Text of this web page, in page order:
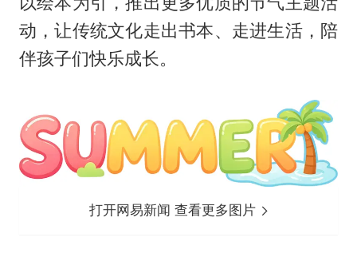
动，让传统文化走出书本、走进生活，陪
伴孩子们快乐成长。
打开网易新闻 查看更多图片